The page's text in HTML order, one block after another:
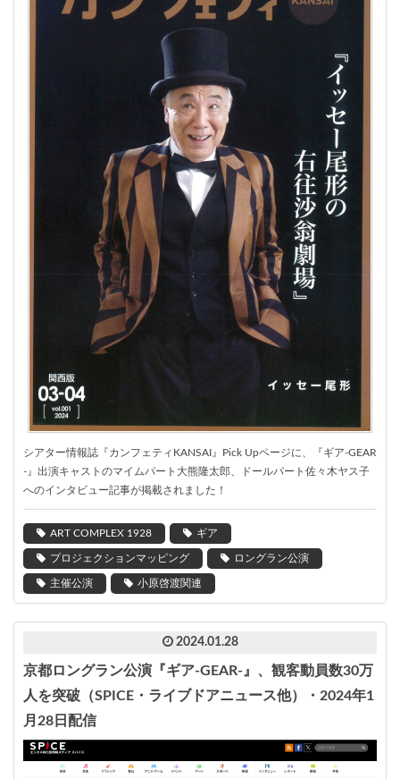
シアター情報誌『カンフェティ KANSAI 』Pick Upページに、『ギア-GEAR
- 』出演キャストのマイムパート大熊隆太郎、ドールパート佐々木ヤス子
へのインタビュー記事が掲載されました！
ART COMPLEX 1928 ギア
プロジェクションマッピング ロングラン公演
主催公演 小原啓渡関連
2024.01.28
京都ロングラン公演『ギア-GEAR-』、観客動員数30万
人を突破（SPICE・ライブドアニュース他）・2024年1
月28日配信